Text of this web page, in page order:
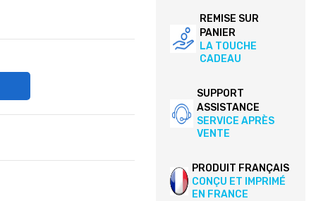
REMISE SUR
PANIER
LA TOUCHE
CADEAU
SUPPORT
ASSISTANCE
SERVICE APRÈS
VENTE
PRODUIT FRANÇAIS
CONÇU ET IMPRIMÉ
EN FRANCE